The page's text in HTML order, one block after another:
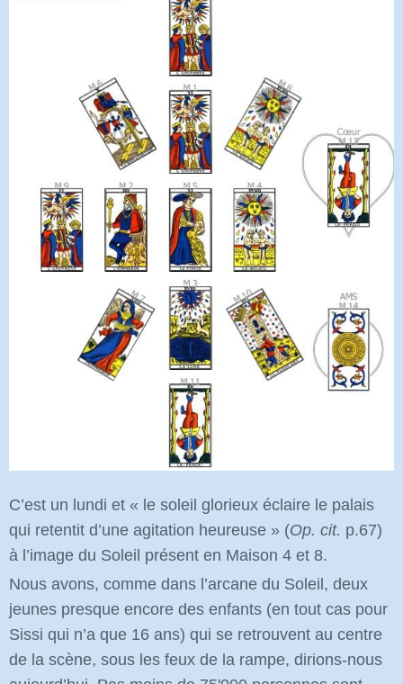
C’est un lundi et « le soleil glorieux éclaire le palais
qui retentit d’une agitation heureuse » (Op. cit. p.67)
à l’image du Soleil présent en Maison 4 et 8.
Nous avons, comme dans l’arcane du Soleil, deux
jeunes presque encore des enfants (en tout cas pour
Sissi qui n’a que 16 ans) qui se retrouvent au centre
de la scène, sous les feux de la rampe, dirions-nous